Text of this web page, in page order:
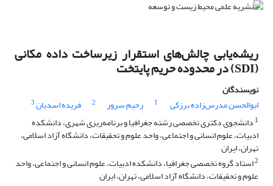
ریشه‌یابی چالش‌های استقرار زیرساخت داده مکانی
(SDI) در محدوده حریم پایتخت
نویسندگان
ابوالحسن مدرس‌زاده برزکی
1 رحیم سرور 2 فریده اسدیان3
1 دانشجوی دکتری تخصصی رشته جغرافیا و برنامه‌ریزی شهری، دانشکده
ادبیات، علوم انسانی و اجتماعی، واحد علوم و تحقیقات، دانشگاه آزاد اسلامی،
تهران، ایران
2استاد گروه تخصصی جغرافیا، دانشکده ادبیات، علوم انسانی و اجتماعی، واحد
علوم و تحقیقات، دانشگاه آزاد اسلامی، تهران، ایران